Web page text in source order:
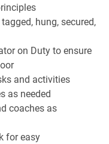
hung, secured,
on Duty to ensure
and activities
as needed
coaches as
for easy